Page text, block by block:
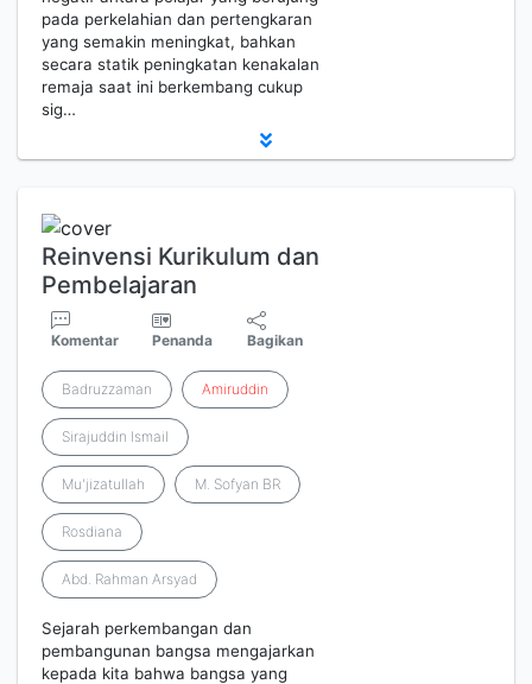
pada perkelahian dan pertengkaran
yang semakin meningkat, bahkan
secara statik peningkatan kenakalan
remaja saat ini berkembang cukup
sig…
Reinvensi Kurikulum dan
Pembelajaran
Komentar Penanda Bagikan
Badruzzaman Amiruddin
Sirajuddin Ismail
Mu'jizatullah M. Sofyan BR
Rosdiana
Abd. Rahman Arsyad
Sejarah perkembangan dan
pembangunan bangsa mengajarkan
kepada kita bahwa bangsa yang